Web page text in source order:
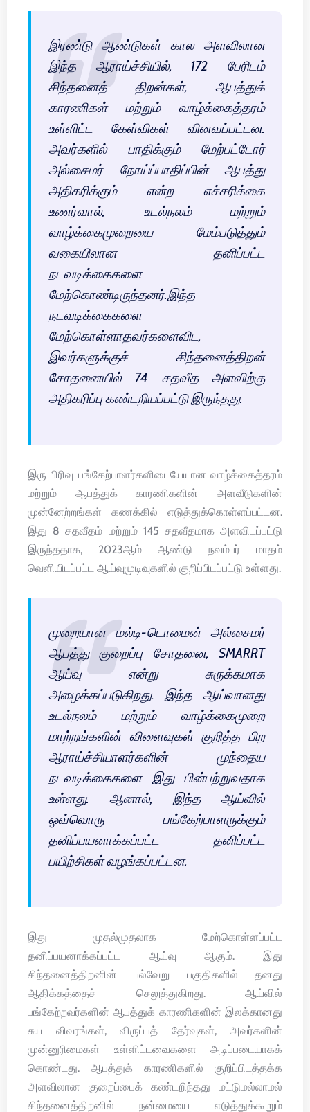
இரண்டு ஆண்டுகள் கால அளவிலான
இந்த ஆராய்ச்சியில், 172 பேரிடம்
சிந்தனைத் திறன்கள், ஆபத்துக்
காரணிகள் மற்றும் வாழ்க்கைத்தரம்
உள்ளிட்ட கேள்விகள் வினவப்பட்டன.
அவர்களில் பாதிக்கும் மேற்பட்டோர்
அல்சைமர் நோய்ப்பாதிப்பின் ஆபத்து
அதிகரிக்கும் என்ற எச்சரிக்கை
உணர்வால், உடல்நலம் மற்றும்
வாழ்க்கைமுறையை மேம்படுத்தும்
வகையிலான தனிப்பட்ட
நடவடிக்கைகளை
மேற்கொண்டிருந்தனர்.இந்த
நடவடிக்கைகளை
மேற்கொள்ளாதவர்களைவிட,
இவர்களுக்குச் சிந்தனைத்திறன்
சோதனையில் 74 சதவீத அளவிற்கு
அதிகரிப்பு கண்டறியப்பட்டு இருந்தது.
இரு பிரிவு பங்கேற்பாளர்களிடையேயான வாழ்க்கைத்தரம்
மற்றும் ஆபத்துக் காரணிகளின் அளவீடுகளின்
முன்னேற்றங்கள் கணக்கில் எடுத்துக்கொள்ளப்பட்டன.
இது 8 சதவீதம் மற்றும் 145 சதவீதமாக அளவிடப்பட்டு
இருந்ததாக, 2023ஆம் ஆண்டு நவம்பர் மாதம்
வெளியிடப்பட்ட ஆய்வுமுடிவுகளில் குறிப்பிடப்பட்டு உள்ளது.
முறையான மல்டி-டொமைன் அல்சைமர்
ஆபத்து குறைப்பு சோதனை, SMARRT
ஆய்வு என்று சுருக்கமாக
அழைக்கப்படுகிறது. இந்த ஆய்வானது
உடல்நலம் மற்றும் வாழ்க்கைமுறை
மாற்றங்களின் விளைவுகள் குறித்த பிற
ஆராய்ச்சியாளர்களின் முந்தைய
நடவடிக்கைகளை இது பின்பற்றுவதாக
உள்ளது. ஆனால், இந்த ஆய்வில்
ஒவ்வொரு பங்கேற்பாளருக்கும்
தனிப்பயனாக்கப்பட்ட தனிப்பட்ட
பயிற்சிகள் வழங்கப்பட்டன.
இது முதல்முதலாக மேற்கொள்ளப்பட்ட
தனிப்பயனாக்கப்பட்ட ஆய்வு ஆகும். இது
சிந்தனைத்திறனின் பல்வேறு பகுதிகளில் தனது
ஆதிக்கத்தைச் செலுத்துகிறது. ஆய்வில்
பங்கேற்றவர்களின் ஆபத்துக் காரணிகளின் இலக்கானது
சுய விவரங்கள், விருப்பத் தேர்வுகள், அவர்களின்
முன்னுரிமைகள் உள்ளிட்டவைகளை அடிப்படையாகக்
கொண்டது. ஆபத்துக் காரணிகளில் குறிப்பிடத்தக்க
அளவிலான குறைப்பைக் கண்டறிந்தது மட்டுமல்லாமல்
சிந்தனைத்திறனில் நன்மையை எடுத்துக்கூறும்